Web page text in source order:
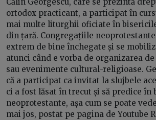
ortodox practicant, a participat în
mai multe liturghii oficiate în
din țară. Congregațiile
extrem de bine închegate și se
atunci când e vorba de organizarea
sau evenimente cultural-religioase.
că a participat ca invitat la slujbele
ci a fost lăsat în trecut și să predice în
neoprotestante, așa cum se poate
mai jos, postat pe pagina de Youtube